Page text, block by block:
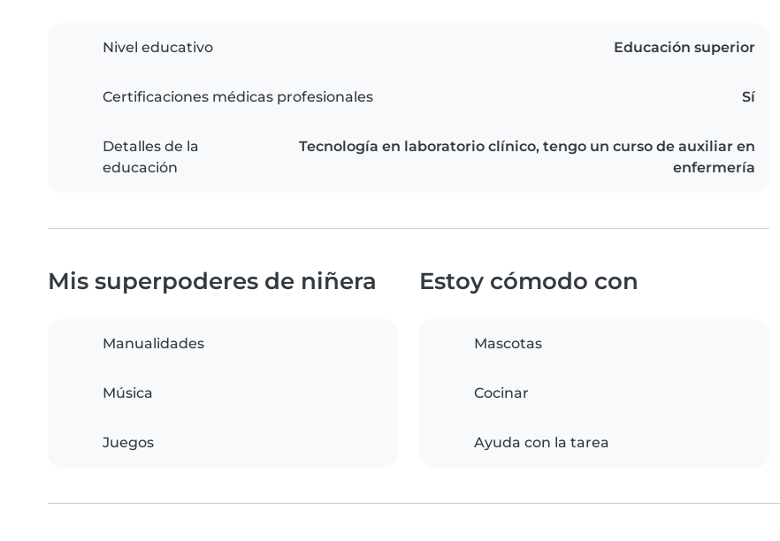
Nivel educativo Educación superior
Certificaciones médicas profesionales Sí
Detalles de la
educación
Tecnología en laboratorio clínico, tengo un curso de auxiliar en
enfermería
Mis superpoderes de niñera
Manualidades
Música
Juegos
Estoy cómodo con
Mascotas
Cocinar
Ayuda con la tarea